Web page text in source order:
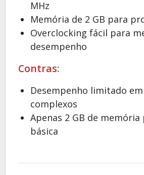
MHz
Memória de 2 GB para
Overclocking fácil para
desempenho
Contras:
Desempenho limitado
complexos
Apenas 2 GB de memória
básica